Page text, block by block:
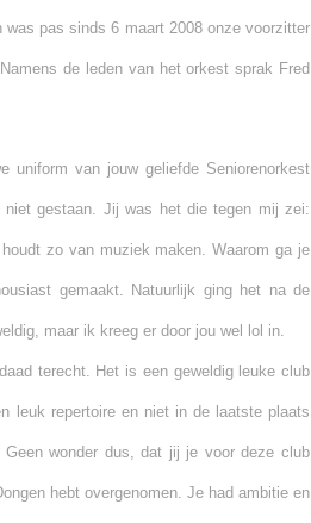
pas sinds 6 maart 2008 onze voorzitter
de leden van het orkest sprak Fred
uniform van jouw geliefde Seniorenorkest
gestaan. Jij was het die tegen mij zei:
zo van muziek maken. Waarom ga je
gemaakt. Natuurlijk ging het na de
maar ik kreeg er door jou wel lol in.
terecht. Het is een geweldig leuke club
leuk repertoire en niet in de laatste plaats
wonder dus, dat jij je voor deze club
hebt overgenomen. Je had ambitie en